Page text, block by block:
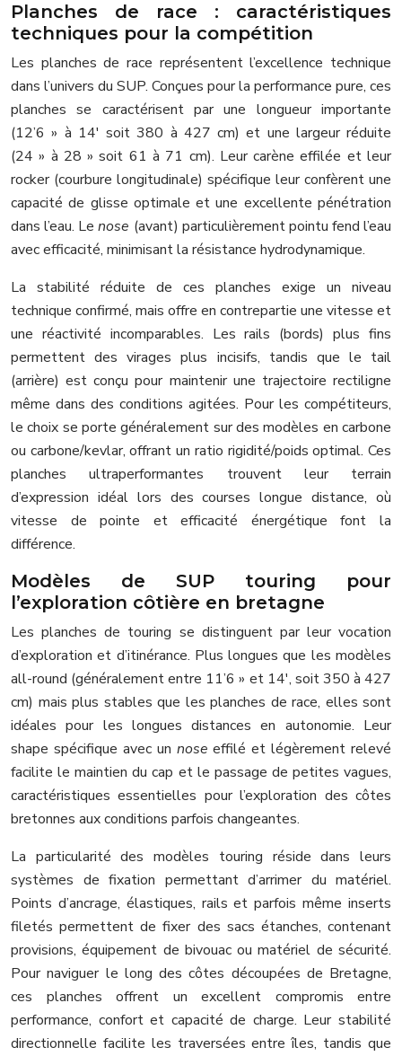
Planches de race : caractéristiques
techniques pour la compétition
Les planches de race représentent l’excellence technique
dans l’univers du SUP. Conçues pour la performance pure, ces
planches se caractérisent par une longueur importante
(12’6 » à 14′ soit 380 à 427 cm) et une largeur réduite
(24 » à 28 » soit 61 à 71 cm). Leur carène effilée et leur
rocker (courbure longitudinale) spécifique leur confèrent une
capacité de glisse optimale et une excellente pénétration
dans l’eau. Lenose (avant) particulièrement pointu fend l’eau
avec efficacité, minimisant la résistance hydrodynamique.
La stabilité réduite de ces planches exige un niveau
technique confirmé, mais offre en contrepartie une vitesse et
une réactivité incomparables. Les rails (bords) plus fins
permettent des virages plus incisifs, tandis que le tail
(arrière) est conçu pour maintenir une trajectoire rectiligne
même dans des conditions agitées. Pour les compétiteurs,
le choix se porte généralement sur des modèles en carbone
ou carbone/kevlar, offrant un ratio rigidité/poids optimal. Ces
planches ultraperformantes trouvent leur terrain
d’expression idéal lors des courses longue distance, où
vitesse de pointe et efficacité énergétique font la
différence.
Modèles de SUP touring pour
l’exploration côtière en bretagne
Les planches de touring se distinguent par leur vocation
d’exploration et d’itinérance. Plus longues que les modèles
all-round (généralement entre 11’6 » et 14′, soit 350 à 427
cm) mais plus stables que les planches de race, elles sont
idéales pour les longues distances en autonomie. Leur
shape spécifique avec un noseeffilé et légèrement relevé
facilite le maintien du cap et le passage de petites vagues,
caractéristiques essentielles pour l’exploration des côtes
bretonnes aux conditions parfois changeantes.
La particularité des modèles touring réside dans leurs
systèmes de fixation permettant d’arrimer du matériel.
Points d’ancrage, élastiques, rails et parfois même inserts
filetés permettent de fixer des sacs étanches, contenant
provisions, équipement de bivouac ou matériel de sécurité.
Pour naviguer le long des côtes découpées de Bretagne,
ces planches offrent un excellent compromis entre
performance, confort et capacité de charge. Leur stabilité
directionnelle facilite les traversées entre îles, tandis que